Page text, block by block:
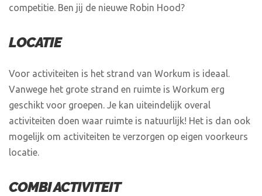
competitie. Ben jij de nieuwe Robin Hood?
LOCATIE
Voor activiteiten is het strand van Workum is ideaal.
Vanwege het grote strand en ruimte is Workum erg
geschikt voor groepen. Je kan uiteindelijk overal
activiteiten doen waar ruimte is natuurlijk! Het is dan ook
mogelijk om activiteiten te verzorgen op eigen voorkeurs
locatie.
COMBI ACTIVITEIT